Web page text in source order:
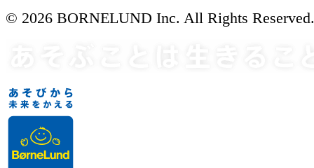
© 2026 BORNELUND Inc. All Rights Reserved.